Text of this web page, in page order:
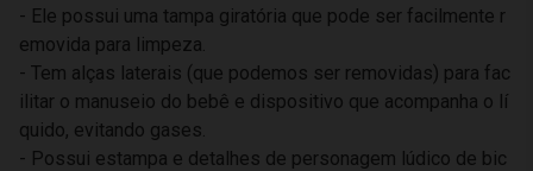
- Ele possui uma tampa giratória que pode ser facilmente r
emovida para limpeza.
- Tem alças laterais (que podemos ser removidas) para fac
ilitar o manuseio do bebê e dispositivo que acompanha o lí
quido, evitando gases.
- Possui estampa e detalhes de personagem lúdico de bic